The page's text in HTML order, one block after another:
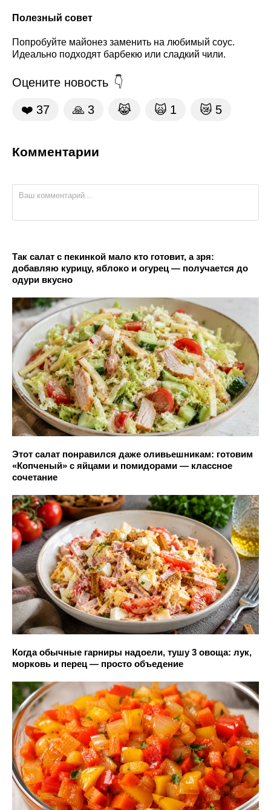
Полезный совет
Попробуйте майонез заменить на любимый соус.
Идеально подходят барбекю или сладкий чили.
Оцените новость
❤️ 37 🙏 3 😹 🙀 1 😿 5
Комментарии
Так салат с пекинкой мало кто готовит, а зря:
добавляю курицу, яблоко и огурец — получается до
одури вкусно
Этот салат понравился даже оливьешникам: готовим
«Копченый» с яйцами и помидорами — классное
сочетание
Когда обычные гарниры надоели, тушу 3 овоща: лук,
морковь и перец — просто объедение